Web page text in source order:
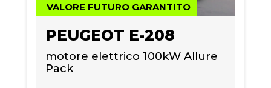
VALORE FUTURO GARANTITO
PEUGEOT E-208
motore elettrico 100kW Allure
Pack